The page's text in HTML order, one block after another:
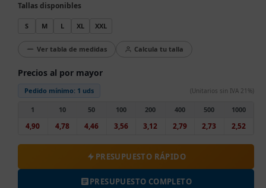
Tallas disponibles
S M L XL XXL
Ver tabla de medidas Calcula tu talla
Precios al por mayor
Pedido mínimo: 1 uds (Unitarios sin IVA 21%)
1
4,90
10
4,78
50
4,46
100
3,56
200
3,12
400
2,79
500
2,73
1000
2,52
PRESUPUESTO RÁPIDO
PRESUPUESTO COMPLETO